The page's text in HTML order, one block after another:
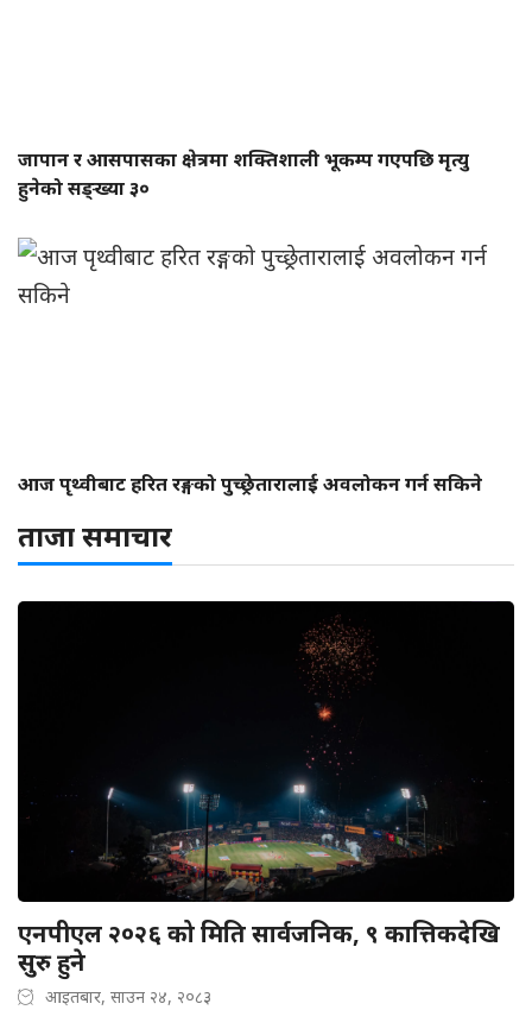
जापान र आसपासका क्षेत्रमा शक्तिशाली भूकम्प गएपछि मृत्यु
हुनेको सङ्ख्या ३०
आज पृथ्वीबाट हरित रङ्गको पुच्छ्रेतारालाई अवलोकन गर्न सकिने
ताजा समाचार
एनपीएल २०२६ को मिति सार्वजनिक, ९ कात्तिकदेखि
सुरु हुने
आइतबार, साउन २४, २०८३